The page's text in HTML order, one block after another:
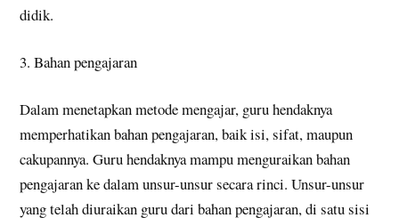
didik.
3. Bahan pengajaran
Dalam menetapkan metode mengajar, guru hendaknya
memperhatikan bahan pengajaran, baik isi, sifat, maupun
cakupannya. Guru hendaknya mampu menguraikan bahan
pengajaran ke dalam unsur-unsur secara rinci. Unsur-unsur
yang telah diuraikan guru dari bahan pengajaran, di satu sisi